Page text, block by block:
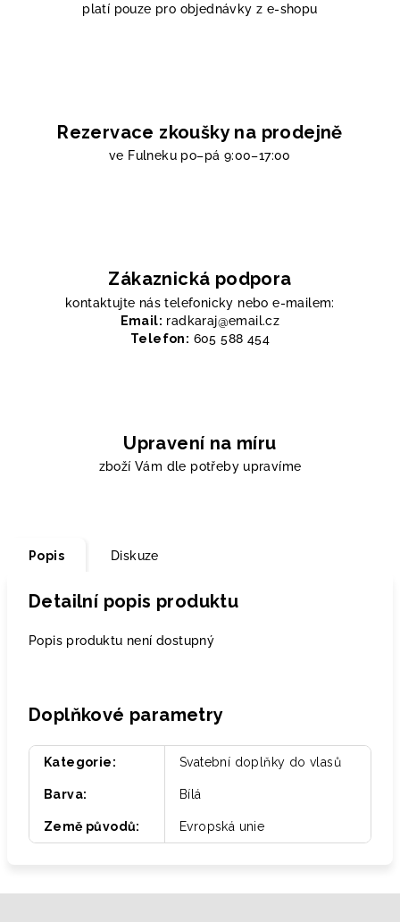
platí pouze pro objednávky z e-shopu
Rezervace zkoušky na prodejně
ve Fulneku po–pá 9:00–17:00
Zákaznická podpora
kontaktujte nás telefonicky nebo e-mailem:
Email: radkaraj@email.cz
Telefon: 605 588 454
Upravení na míru
zboží Vám dle potřeby upravíme
Popis Diskuze
Detailní popis produktu
Popis produktu není dostupný
Doplňkové parametry
Kategorie: Svatební doplňky do vlasů
Barva: Bílá
Země původů: Evropská unie